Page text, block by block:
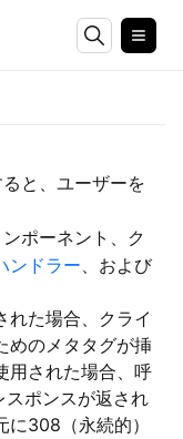
と、ユーザーを
ポーネント、ク
ンドラー、および
れた場合、クライ
めのメタタグが挿
用された場合、呼
ポンスが返され
308（永続的）